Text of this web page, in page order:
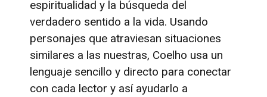
espiritualidad y la búsqueda del
verdadero sentido a la vida. Usando
personajes que atraviesan situaciones
similares a las nuestras, Coelho usa un
lenguaje sencillo y directo para conectar
con cada lector y así ayudarlo a